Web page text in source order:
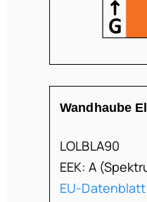
Wandhaube
LOLBLA90
EEK: A
EU-Datenblatt